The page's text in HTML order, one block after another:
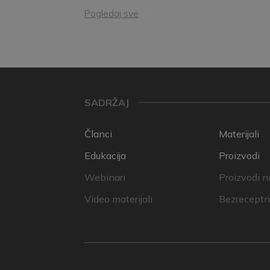
Pogledaj sve
SADRŽAJ
Članci
Edukacija
Webinari
Video materijali
Materijali
Proizvodi
Proizvodi